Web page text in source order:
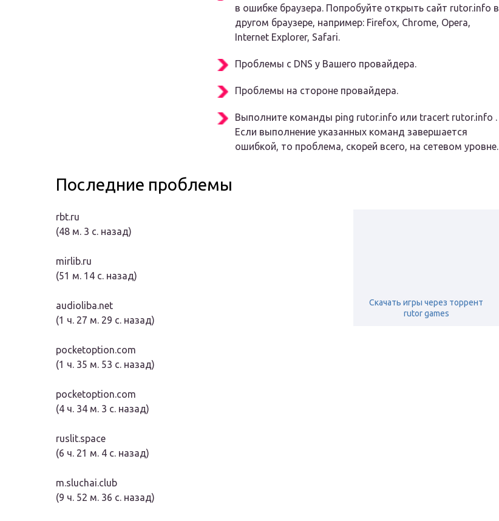
в ошибке браузера. Попробуйте открыть сайт rutor.info в
другом браузере, например: Firefox, Chrome, Opera,
Internet Explorer, Safari.
Проблемы с DNS у Вашего провайдера.
Проблемы на стороне провайдера.
Выполните команды ping rutor.info или tracert rutor.info .
Если выполнение указанных команд завершается
ошибкой, то проблема, скорей всего, на сетевом уровне.
Последние проблемы
Скачать игры через торрент
rutor games
rbt.ru
(48 м. 3 с. назад)
mirlib.ru
(51 м. 14 с. назад)
audioliba.net
(1 ч. 27 м. 29 с. назад)
pocketoption.com
(1 ч. 35 м. 53 с. назад)
pocketoption.com
(4 ч. 34 м. 3 с. назад)
ruslit.space
(6 ч. 21 м. 4 с. назад)
m.sluchai.club
(9 ч. 52 м. 36 с. назад)